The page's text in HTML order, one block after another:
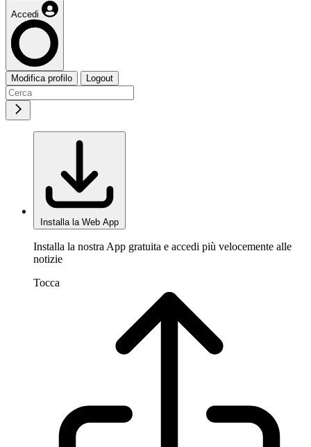
Accedi
Modifica profilo Logout
Installa la Web App
Installa la nostra App gratuita e accedi più velocemente alle
notizie
Tocca